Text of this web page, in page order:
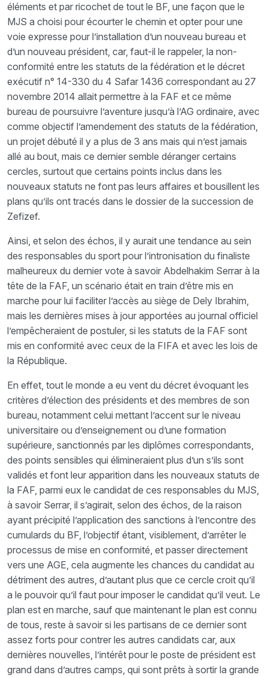
éléments et par ricochet de tout le BF, une façon que le
MJS a choisi pour écourter le chemin et opter pour une
voie expresse pour l’installation d’un nouveau bureau et
d’un nouveau président, car, faut-il le rappeler, la non-
conformité entre les statuts de la fédération et le décret
exécutif n° 14-330 du 4 Safar 1436 correspondant au 27
novembre 2014 allait permettre à la FAF et ce même
bureau de poursuivre l’aventure jusqu’à l’AG ordinaire, avec
comme objectif l’amendement des statuts de la fédération,
un projet débuté il y a plus de 3 ans mais qui n’est jamais
allé au bout, mais ce dernier semble déranger certains
cercles, surtout que certains points inclus dans les
nouveaux statuts ne font pas leurs affaires et bousillent les
plans qu’ils ont tracés dans le dossier de la succession de
Zefizef.
Ainsi, et selon des échos, il y aurait une tendance au sein
des responsables du sport pour l’intronisation du finaliste
malheureux du dernier vote à savoir Abdelhakim Serrar à la
tête de la FAF, un scénario était en train d’être mis en
marche pour lui faciliter l’accès au siège de Dely Ibrahim,
mais les dernières mises à jour apportées au journal officiel
l’empêcheraient de postuler, si les statuts de la FAF sont
mis en conformité avec ceux de la FIFA et avec les lois de
la République.
En effet, tout le monde a eu vent du décret évoquant les
critères d’élection des présidents et des membres de son
bureau, notamment celui mettant l’accent sur le niveau
universitaire ou d’enseignement ou d’une formation
supérieure, sanctionnés par les diplômes correspondants,
des points sensibles qui élimineraient plus d’un s’ils sont
validés et font leur apparition dans les nouveaux statuts de
la FAF, parmi eux le candidat de ces responsables du MJS,
à savoir Serrar, il s’agirait, selon des échos, de la raison
ayant précipité l’application des sanctions à l’encontre des
cumulards du BF, l’objectif étant, visiblement, d’arrêter le
processus de mise en conformité, et passer directement
vers une AGE, cela augmente les chances du candidat au
détriment des autres, d’autant plus que ce cercle croit qu’il
a le pouvoir qu’il faut pour imposer le candidat qu’il veut. Le
plan est en marche, sauf que maintenant le plan est connu
de tous, reste à savoir si les partisans de ce dernier sont
assez forts pour contrer les autres candidats car, aux
dernières nouvelles, l’intérêt pour le poste de président est
grand dans d’autres camps, qui sont prêts à sortir la grande